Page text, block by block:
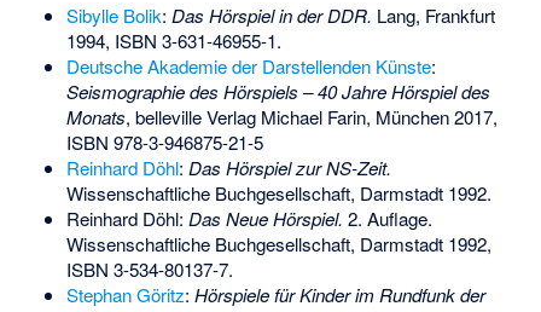
Sibylle Bolik: Das Hörspiel in der DDR. Lang, Frankfurt
1994, ISBN 3-631-46955-1.
Deutsche Akademie der Darstellenden Künste:
Seismographie des Hörspiels – 40 Jahre Hörspiel des
Monats, belleville Verlag Michael Farin, München 2017,
ISBN 978-3-946875-21-5
Reinhard Döhl: Das Hörspiel zur NS-Zeit.
Wissenschaftliche Buchgesellschaft, Darmstadt 1992.
Reinhard Döhl: Das Neue Hörspiel. 2. Auflage.
Wissenschaftliche Buchgesellschaft, Darmstadt 1992,
ISBN 3-534-80137-7.
Stephan Göritz: Hörspiele für Kinder im Rundfunk der